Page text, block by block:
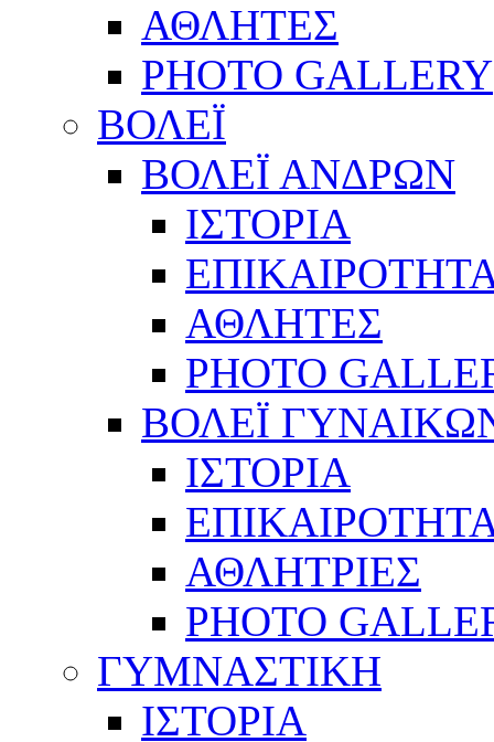
ΑΘΛΗΤΕΣ
PHOTO GALLERY
ΒΟΛΕΪ
ΒΟΛΕΪ ΑΝΔΡΩΝ
ΙΣΤΟΡΙΑ
ΑΘΛΗΤΕΣ
PHOTO
ΒΟΛΕΪ
ΙΣΤΟΡΙΑ
ΑΘΛΗΤΡΙΕΣ
PHOTO
ΓΥΜΝΑΣΤΙΚΗ
ΙΣΤΟΡΙΑ